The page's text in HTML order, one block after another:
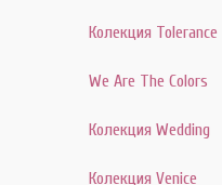
Колекция Tolerance
We Are The Colors
Колекция Wedding
Колекция Venice